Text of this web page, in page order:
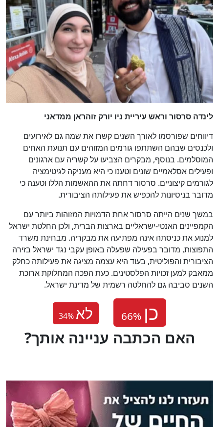
לינדה סרסור וראש עיריית ניו יורק זוהראן ממדאני
דיווחים שפורסמו לאורך השנים קשרו את שמה גם לאירועים
ולכנסים שבהם השתתפו גורמים המזוהים עם תנועת האחים
המוסלמים. בנוסף, מבקרים הצביעו על קשריה עם ארגונים
ופעילים אסלאמיים שונים וטענו כי היא מעניקה לגיטימציה
לגורמים קיצוניים. סרסור דחתה את ההאשמות הללו וטענה כי
מדובר בניסיונות להכפיש את פעילותה הציבורית.
במשך שנים הייתה סרסור אחת הדמויות המזוהות ביותר עם
הקמפיינים האנטי-ישראליים בארצות הברית, ולכן החלטת ישראל
למנוע את כניסתה אינה מפתיעה את מבקריה. מבחינת משרד
התפוצות, מדובר בפעילה שפעלה באופן עקבי נגד ישראל בזירה
הציבורית והפוליטית, בעוד היא עצמה מציגה את פעילותה כחלק
ממאבק למען זכויות הפלסטינים. כעת הפכה המחלוקת ארוכת
השנים סביבה גם להחלטה רשמית של מדינת ישראל.
34% לא
?האם הכתבה עניינה אותך